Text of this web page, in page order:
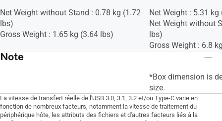
Net Weight without Stand : 0.78 kg (1.72
lbs)
Gross Weight : 1.65 kg (3.64 lbs)
Net Weight : 5.31
Net Weight without
lbs)
Gross Weight : 6.8
Note
*Box dimension is
size.
La vitesse de transfert réelle de l'USB 3.0, 3.1, 3.2 et/ou Type-C varie en
fonction de nombreux facteurs, notamment la vitesse de traitement du
périphérique hôte, les attributs des fichiers et d'autres facteurs liés à la